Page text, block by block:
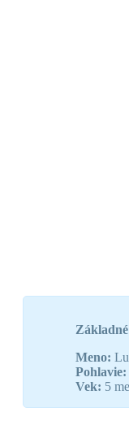
Meno:
Pohlavie:
Vek: 5